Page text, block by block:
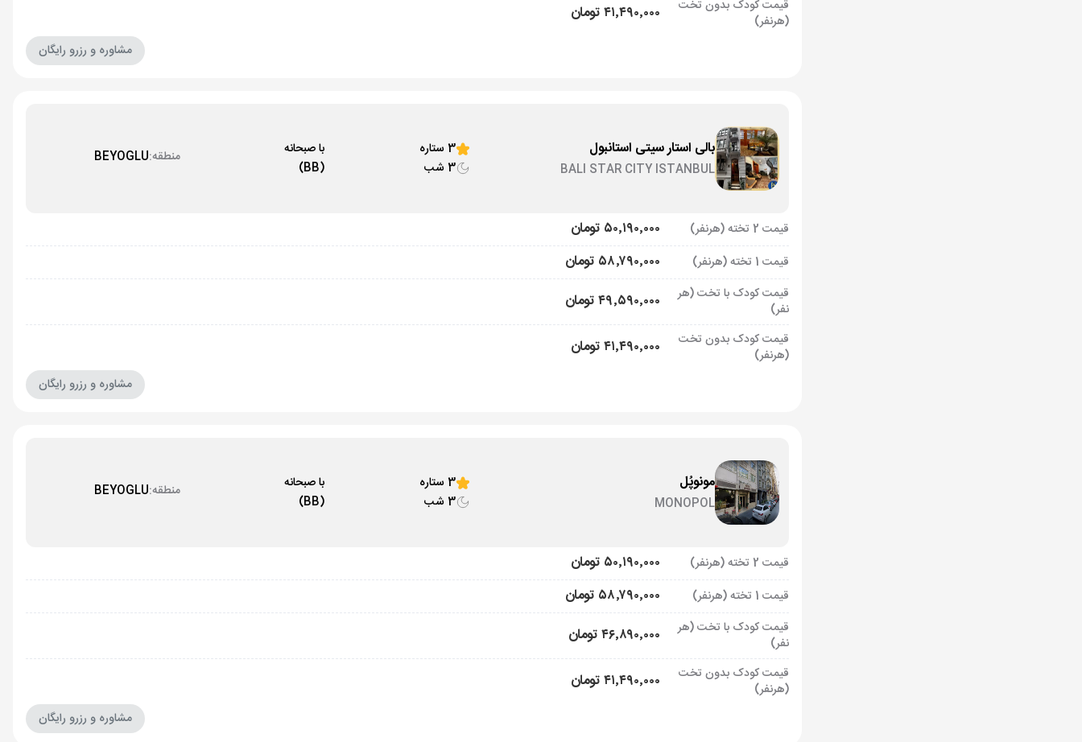
قیمت کودک بدون تخت
(هرنفر)
۴۱٬۴۹۰٬۰۰۰ تومان
مشاوره و رزرو رایگان
بالی استار سیتی استانبول
BALI STAR CITY ISTANBUL
3 ستاره
3 شب
با صبحانه
(BB)
منطقه:BEYOGLU
قیمت 2 تخته (هرنفر) ۵۰٬۱۹۰٬۰۰۰ تومان
قیمت 1 تخته (هرنفر) ۵۸٬۷۹۰٬۰۰۰ تومان
قیمت کودک با تخت (هر
نفر)
۴۹٬۵۹۰٬۰۰۰ تومان
قیمت کودک بدون تخت
(هرنفر)
۴۱٬۴۹۰٬۰۰۰ تومان
مشاوره و رزرو رایگان
مونوپُل
MONOPOL
3 ستاره
3 شب
با صبحانه
(BB)
منطقه:BEYOGLU
قیمت 2 تخته (هرنفر) ۵۰٬۱۹۰٬۰۰۰ تومان
قیمت 1 تخته (هرنفر) ۵۸٬۷۹۰٬۰۰۰ تومان
قیمت کودک با تخت (هر
نفر)
۴۶٬۸۹۰٬۰۰۰ تومان
قیمت کودک بدون تخت
(هرنفر)
۴۱٬۴۹۰٬۰۰۰ تومان
مشاوره و رزرو رایگان